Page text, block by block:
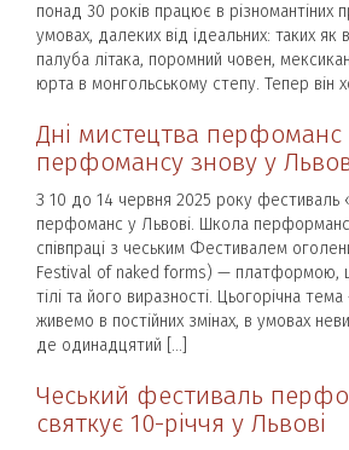
понад 30 років працює в різномантіних
умовах, далеких від ідеальних: таких як
палуба літака, поромний човен,
юрта в монгольському степу. Тепер він
Дні мистецтва
перфомансу знову у
З 10 до 14 червня 2025 року фестиваль
перфоманс у Львові. Школа
співпраці з чеським Фестивалем
Festival of naked forms) — платформою,
тілі та його виразності. Цьогорічна
живемо в постійних змінах, в умовах
де одинадцятий […]
Чеський фестиваль
святкує 10-річчя у Львові